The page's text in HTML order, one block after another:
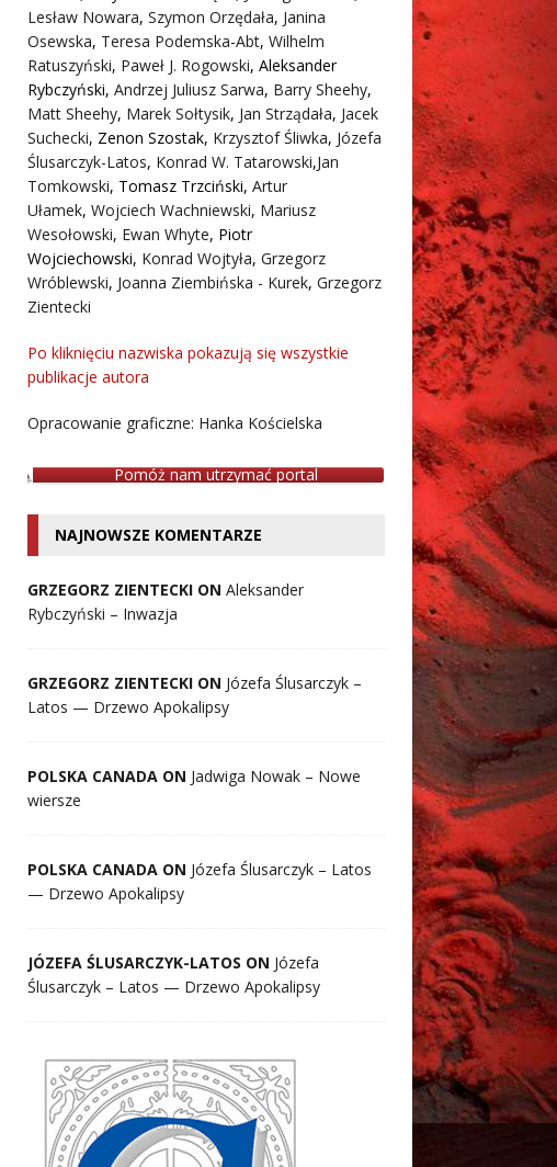
Lesław Nowara, Szymon Orzędała, Janina
Osewska, Teresa Podemska-Abt, Wilhelm
Ratuszyński, Paweł J. Rogowski, Aleksander
Rybczyński, Andrzej Juliusz Sarwa, Barry Sheehy,
Matt Sheehy, Marek Sołtysik, Jan Strządała, Jacek
Suchecki, Zenon Szostak, Krzysztof Śliwka, Józefa
Ślusarczyk-Latos, Konrad W. Tatarowski,Jan
Tomkowski, Tomasz Trzciński, Artur
Ułamek, Wojciech Wachniewski, Mariusz
Wesołowski, Ewan Whyte, Piotr
Wojciechowski, Konrad Wojtyła, Grzegorz
Wróblewski, Joanna Ziembińska - Kurek, Grzegorz
Zientecki
Po kliknięciu nazwiska pokazują się wszystkie
publikacje autora
Opracowanie graficzne: Hanka Kościelska
Pomóż nam utrzymać portal
NAJNOWSZE KOMENTARZE
GRZEGORZ ZIENTECKI ON Aleksander
Rybczyński – Inwazja
GRZEGORZ ZIENTECKI ON Józefa Ślusarczyk –
Latos — Drzewo Apokalipsy
POLSKA CANADA ON Jadwiga Nowak – Nowe
wiersze
POLSKA CANADA ON Józefa Ślusarczyk – Latos
— Drzewo Apokalipsy
JÓZEFA ŚLUSARCZYK-LATOS ON Józefa
Ślusarczyk – Latos — Drzewo Apokalipsy